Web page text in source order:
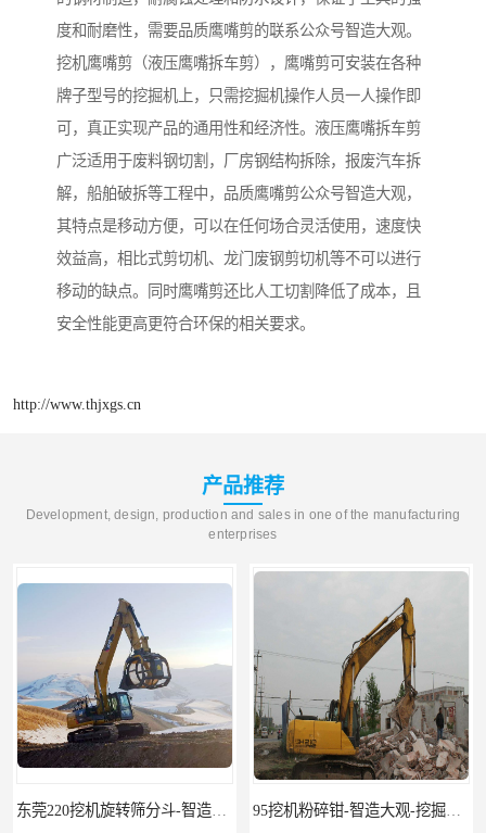
度和耐磨性，需要品质鹰嘴剪的联系公众号智造大观。
挖机鹰嘴剪（液压鹰嘴拆车剪），鹰嘴剪可安装在各种
牌子型号的挖掘机上，只需挖掘机操作人员一人操作即
可，真正实现产品的通用性和经济性。液压鹰嘴拆车剪
广泛适用于废料钢切割，厂房钢结构拆除，报废汽车拆
解，船舶破拆等工程中，品质鹰嘴剪公众号智造大观，
其特点是移动方便，可以在任何场合灵活使用，速度快
效益高，相比式剪切机、龙门废钢剪切机等不可以进行
移动的缺点。同时鹰嘴剪还比人工切割降低了成本，且
安全性能更高更符合环保的相关要求。
http://www.thjxgs.cn
产品推荐
Development, design, production and sales in one of the manufacturing
enterprises